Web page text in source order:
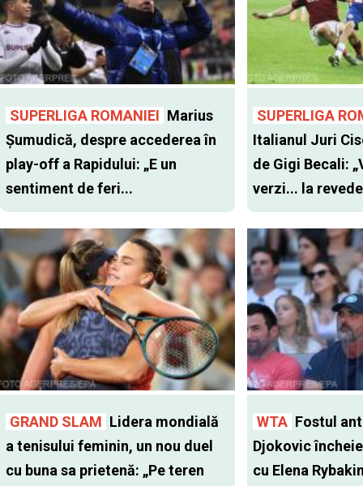
SUPERLIGA ROMANIEI Marius
Șumudică, despre accederea în
play-off a Rapidului: „E un
sentiment de feri...
SUPERLIGA
Italianul Juri
de Gigi Becali:
verzi... la
GRAND SLAM Lidera mondială
a tenisului feminin, un nou duel
cu buna sa prietenă: „Pe teren
WTA Fostul
Djokovic
cu Elena